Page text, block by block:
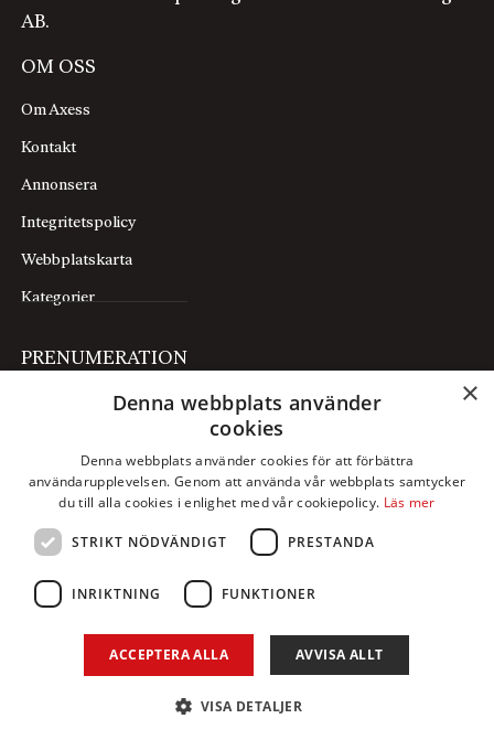
AB.
OM OSS
Om Axess
Kontakt
Annonsera
Integritetspolicy
Webbplatskarta
Kategorier
PRENUMERATION
FÖLJ OSS
Facebook
Instagram
×
Denna webbplats använder
cookies
Denna webbplats använder cookies för att förbättra
användarupplevelsen. Genom att använda vår webbplats samtycker
du till alla cookies i enlighet med vår cookiepolicy. Läs mer
STRIKT NÖDVÄNDIGT PRESTANDA
INRIKTNING FUNKTIONER
ACCEPTERA ALLA AVVISA ALLT
VISA DETALJER